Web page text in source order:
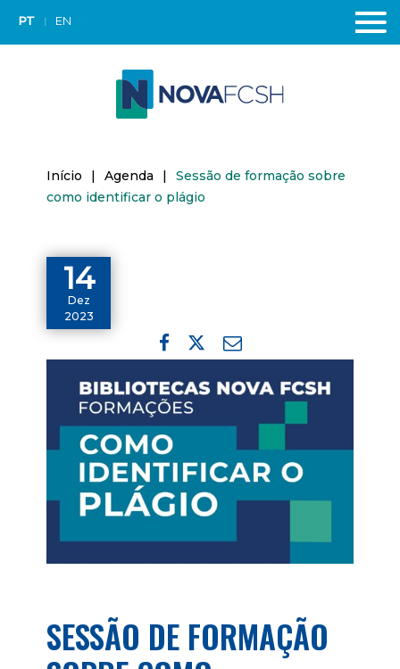
PT EN
Início | Agenda |
Sessão de formação sobre
como identificar o plágio
14
Dez
2023
SESSÃO DE FORMAÇÃO